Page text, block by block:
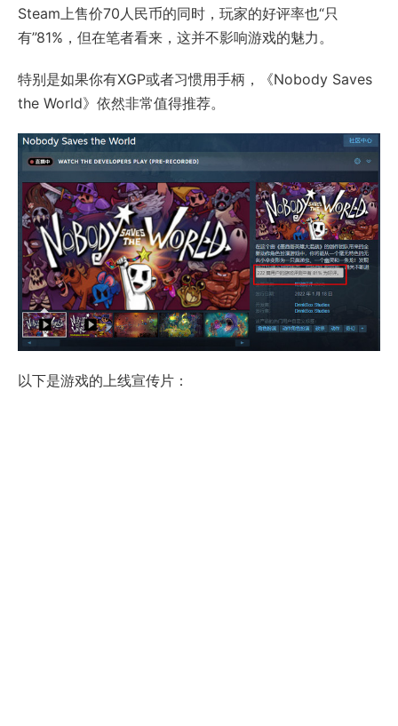
Steam上售价70人民币的同时，玩家的好评率也“只
有”81%，但在笔者看来，这并不影响游戏的魅力。
特别是如果你有XGP或者习惯用手柄，《Nobody Saves
the World》依然非常值得推荐。
以下是游戏的上线宣传片：